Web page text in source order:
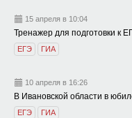
15 апреля в 10:04
Тренажер для подготовки к
ЕГЭ ГИА
10 апреля в 16:26
В Ивановской области в
ЕГЭ ГИА